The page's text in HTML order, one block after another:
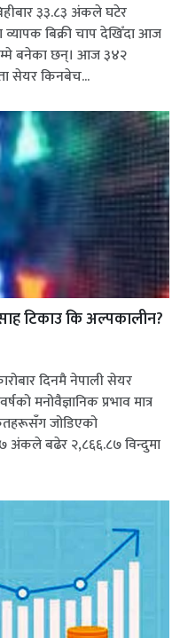
३३.८३ अंकले घटेर
व्यापक बिक्री चाप देखिँदा आज
बनेका छन्। आज ३४२
सेयर किनबेच...
टिकाउ कि अल्पकालीन?
दिनमै नेपाली सेयर
मनोवैज्ञानिक प्रभाव मात्र
जोडिएको
अंकले बढेर २,८६६.८७ विन्दुमा